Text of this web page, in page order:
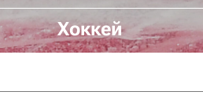
Хоккей